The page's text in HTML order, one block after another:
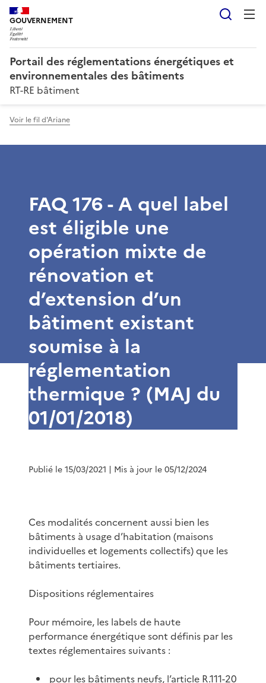
GOUVERNEMENT
Portail des réglementations énergétiques et
environnementales des bâtiments
RT-RE bâtiment
Voir le fil d'Ariane
FAQ 176 - A quel label
est éligible une
opération mixte de
rénovation et
d’extension d’un
bâtiment existant
soumise à la
réglementation
thermique ? (MAJ du
01/01/2018)
Publié le 15/03/2021 | Mis à jour le 05/12/2024
Ces modalités concernent aussi bien les
bâtiments à usage d’habitation (maisons
individuelles et logements collectifs) que les
bâtiments tertiaires.
Dispositions réglementaires
Pour mémoire, les labels de haute
performance énergétique sont définis par les
textes réglementaires suivants :
pour les bâtiments neufs, l’article R.111-20